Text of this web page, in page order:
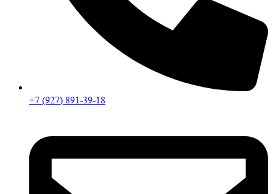
+7 (927) 891-39-18